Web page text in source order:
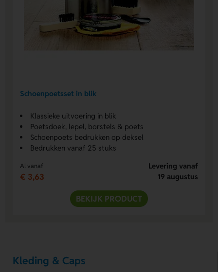
Schoenpoetsset in blik
Klassieke uitvoering in blik
Poetsdoek, lepel, borstels & poets
Schoenpoets bedrukken op deksel
Bedrukken vanaf 25 stuks
Al vanaf
€ 3,63
Levering vanaf
19 augustus
BEKIJK PRODUCT
Kleding & Caps